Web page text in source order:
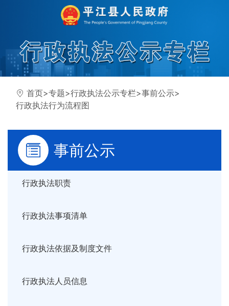
首页>专题>行政执法公示专栏>事前公示>
行政执法行为流程图
事前公示
行政执法职责
行政执法事项清单
行政执法依据及制度文件
行政执法人员信息